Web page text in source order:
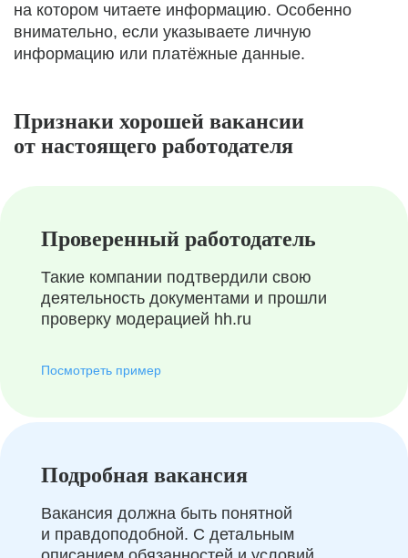
на котором читаете информацию. Особенно
внимательно, если указываете личную
информацию или платёжные данные.
Признаки хорошей вакансии
от настоящего работодателя
Проверенный работодатель
Такие компании подтвердили свою
деятельность документами и прошли
проверку модерацией hh.ru
Посмотреть пример
Подробная вакансия
Вакансия должна быть понятной
и правдоподобной. С детальным